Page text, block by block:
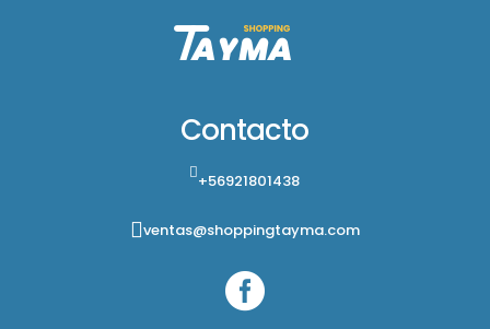
Contacto
+56921801438
ventas@shoppingtayma.com
